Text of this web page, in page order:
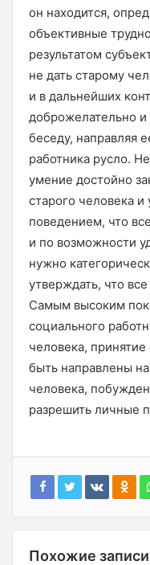
он находится,
объективные
результатом
не дать старому
и в дальнейших
доброжелательно
беседу, направляя
работника русло.
умение достойно
старого человека и
поведением, что
и по возможности
нужно
утверждать, что
Самым высоким
социального
человека,
быть направлены
человека,
разрешить личные
Похожие